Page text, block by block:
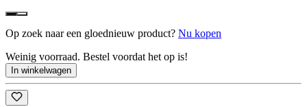
Op zoek naar een gloednieuw product? Nu kopen
Weinig voorraad. Bestel voordat het op is!
In winkelwagen